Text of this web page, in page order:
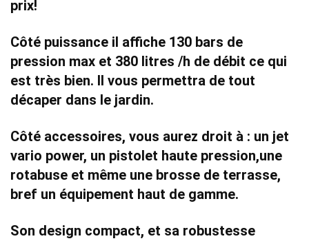
prix!
Côté puissance il affiche 130 bars de
pression max et 380 litres /h de débit ce qui
est très bien. Il vous permettra de tout
décaper dans le jardin.
Côté accessoires, vous aurez droit à : un jet
vario power, un pistolet haute pression,une
rotabuse et même une brosse de terrasse,
bref un équipement haut de gamme.
Son design compact, et sa robustesse